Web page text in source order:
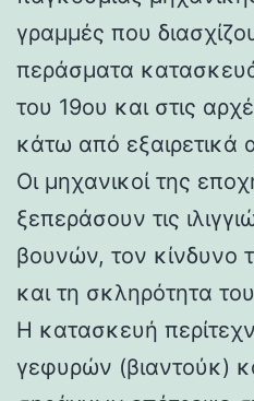
γραμμές που
περάσματα
του 19ου και στις
κάτω από εξαιρετικά
Οι μηχανικοί της
ξεπεράσουν τις
βουνών, τον κίνδυνο
και τη σκληρότητα
Η κατασκευή
γεφυρών (βιαντούκ)